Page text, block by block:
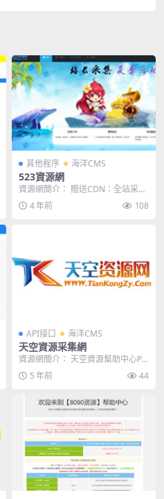
其他程序 海洋CMS
523資源網
資源網簡介： 贈送CDN：全站采
集，提供統計，免費獲取CDN防護
加速服務 贊助域...
4 年前 108
API接口 海洋CMS
天空資源采集網
資源網簡介： 天空資源幫助中心Po
weredby天空資源網，只有幫助中
心，沒有主...
5 年前 44